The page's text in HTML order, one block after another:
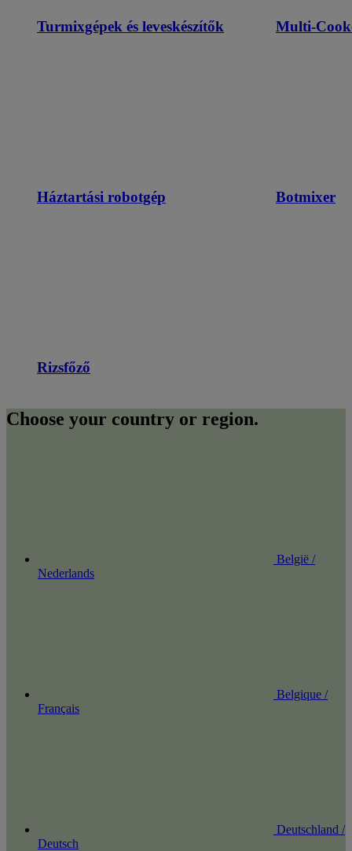
Turmixgépek és leveskészítők Multi-
Háztartási robotgép Botmixer
Rizsfőző
Choose your country or region.
België /
Nederlands
Belgique /
Français
Deutschland /
Deutsch